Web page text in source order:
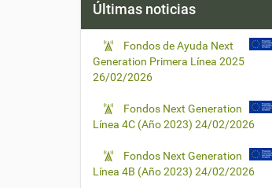
Últimas noticias
Fondos de Ayuda Next
Generation Primera Línea 2025
26/02/2026
Fondos Next Generation
Línea 4C (Año 2023) 24/02/2026
Fondos Next Generation
Línea 4B (Año 2023) 24/02/2026